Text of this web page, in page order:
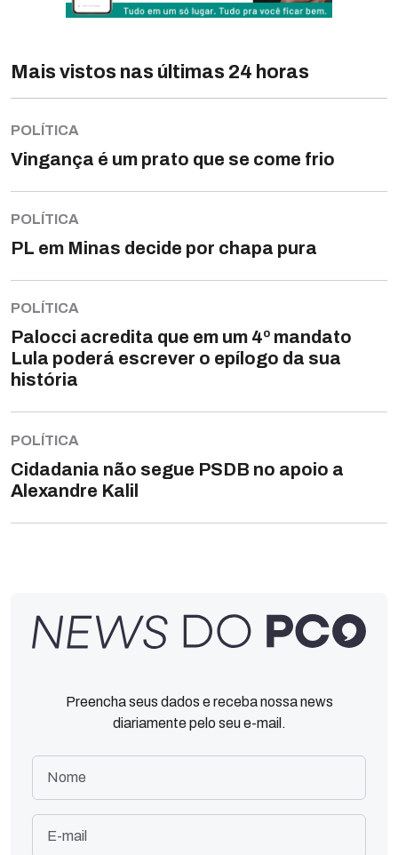
Mais vistos nas últimas 24 horas
POLÍTICA
Vingança é um prato que se come frio
POLÍTICA
PL em Minas decide por chapa pura
POLÍTICA
Palocci acredita que em um 4º mandato
Lula poderá escrever o epílogo da sua
história
POLÍTICA
Cidadania não segue PSDB no apoio a
Alexandre Kalil
Preencha seus dados e receba nossa news
diariamente pelo seu e-mail.